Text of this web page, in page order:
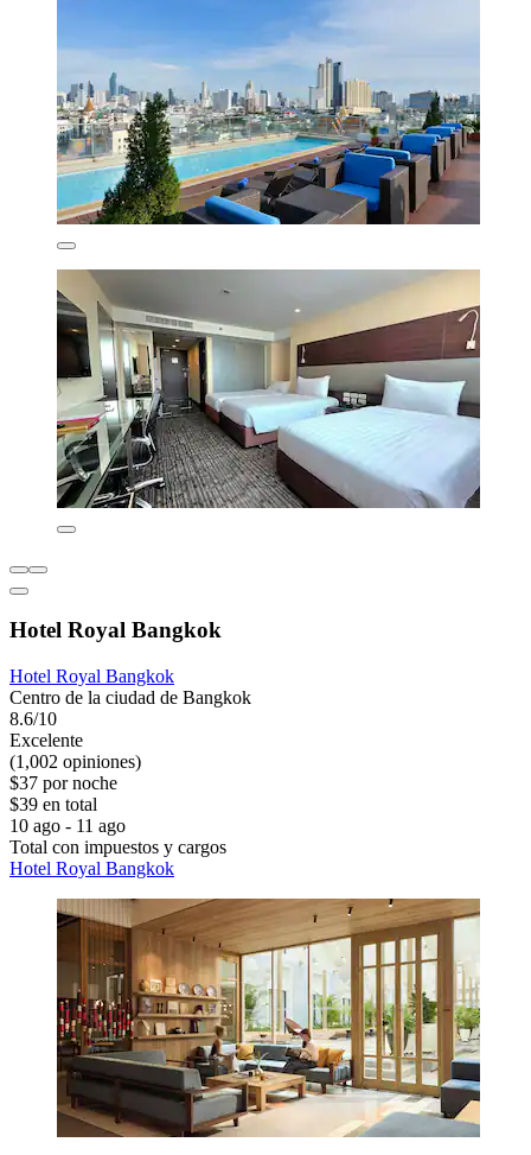
Hotel Royal Bangkok
Hotel Royal Bangkok
Centro de la ciudad de Bangkok
8.6/10
Excelente
(1,002 opiniones)
$37 por noche
$39 en total
10 ago - 11 ago
Total con impuestos y cargos
Hotel Royal Bangkok